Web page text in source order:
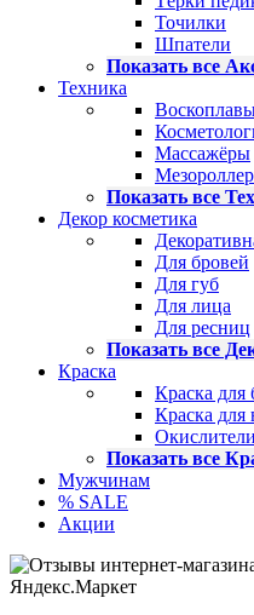
Точилки
Шпатели
Показать все
Техника
Массажёры
Показать все
Декор косметика
Для бровей
Для губ
Для лица
Для ресниц
Показать все
Краска
Краска для
Краска для
Показать все
Мужчинам
% SALE
Акции